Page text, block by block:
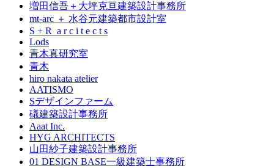
増田信吾＋大坪克亘建築設計事務所
mt-arc ＋ 水谷元建築都市設計室
S + R a r c i t e c t s
Lods
青木真研究室
青木
hiro nakata atelier
AATISMO
Sデザインファーム
礒建築設計事務所
Aaat Inc.
HYG ARCHITECTS
山田紗子建築設計事務所
01 DESIGN BASE一級建築士事務所